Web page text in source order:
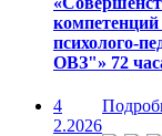
компетенций
психолого-
ОВЗ"» 72
4
2.2026